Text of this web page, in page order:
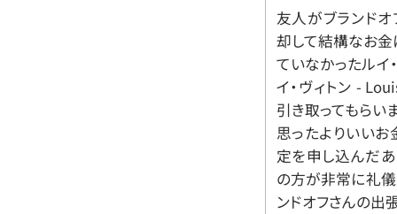
友人がブランド
却して結構なお金
ていなかったルイ
イ・ヴィトン -
引き取ってもらい
思ったよりいいお
定を申し込んだ
の方が非常に礼儀
ンドオフさんの出